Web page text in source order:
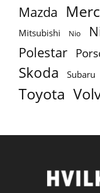
Mazda
Mitsubishi Nio
Polestar
Skoda Subaru
Toyota